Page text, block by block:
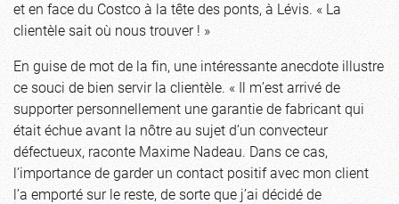
et en face du Costco à la tête des ponts, à Lévis. « La
clientèle sait où nous trouver ! »
En guise de mot de la fin, une intéressante anecdote illustre
ce souci de bien servir la clientèle. « Il m’est arrivé de
supporter personnellement une garantie de fabricant qui
était échue avant la nôtre au sujet d’un convecteur
défectueux, raconte Maxime Nadeau. Dans ce cas,
l’importance de garder un contact positif avec mon client
l’a emporté sur le reste, de sorte que j’ai décidé de